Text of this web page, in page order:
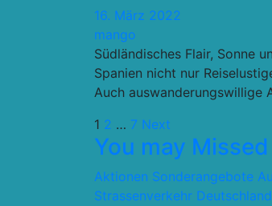
16. März 2022
mango
Südländisches Flair, Sonne
Spanien nicht nur
Auch auswanderungswillige
der
Beiträge
1 2 … 7 Next
You may Missed
Aktionen Sonderangebote
Strassenverkehr Deutschland